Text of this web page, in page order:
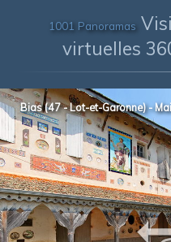
1001 Panoramas
virtuelles
Bias (47 - Lot-et-Garonne) -